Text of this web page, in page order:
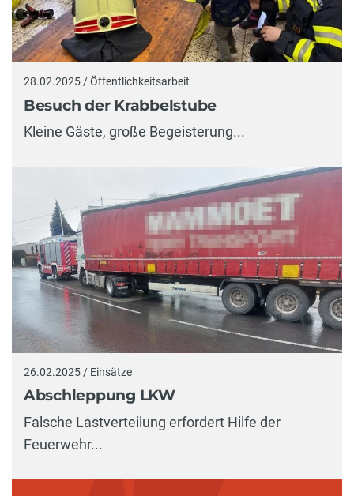
28.02.2025 / Öffentlichkeitsarbeit
Besuch der Krabbelstube
Kleine Gäste, große Begeisterung...
26.02.2025 / Einsätze
Abschleppung LKW
Falsche Lastverteilung erfordert Hilfe der
Feuerwehr...